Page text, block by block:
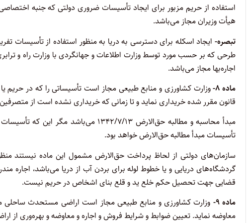
استفاده از حریم مزبور برای ایجاد تأسیسات ضروری دولتی که جنبه
هیأت وزیران مجاز می‌باشد.
تبصره- ایجاد اسکله برای دسترسی به دریا به منظور استفاده از
طرحی که بر حسب مورد توسط وزارت اطلاعات و جهانگردی با وزارت راه و
اجاره‌بها مجاز می‌باشد.
‌ماده ۸-
قانون مقرر شده خریداری نماید و تا زمانی که خریداری نشده است از
‌مبدأ محاسبه و مطالبه حق‌الارض ۱۳۴۲/۷/
تأسیسات مبدأ مطالبه حق‌الارض خواهد بود.
‌سازمان‌های دولتی از لحاظ پرداخت حق‌الارض مشمول این ماده نیستند
گردشگاه‌های دریایی و یا خطوط لوله برای بردن آب از دریا می‌باشد، اجاره
قضایی جهت تحصیل حکم خلع ید و قلع بنای اشخاص در حریم نیست.
‌ماده ۹-
وزارت کشاورزی و منابع طبیعی مجاز است اراضی مستحدث ساحلی
معاوضه نماید. تعیین ضوابط و شرایط فروش و اجاره و معاوضه و بهره‌وری از